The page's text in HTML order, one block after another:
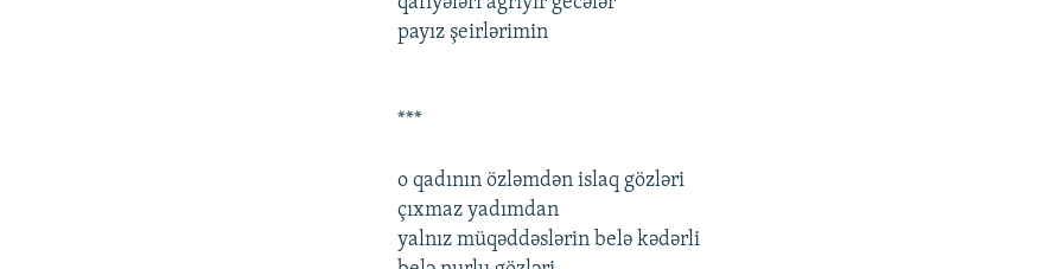
payız şeirlərimin
***
o qadının özləmdən islaq gözləri
çıxmaz yadımdan
yalnız müqəddəslərin belə kədərli